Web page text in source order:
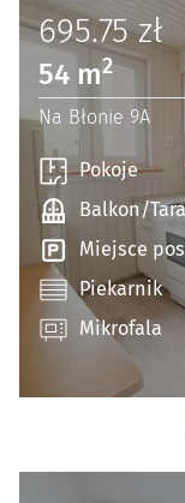
695.75zł
54 m2
Na Błonie 9A
Pokoje
Balkon/
Miejsce
Piekarnik
Mikrofala